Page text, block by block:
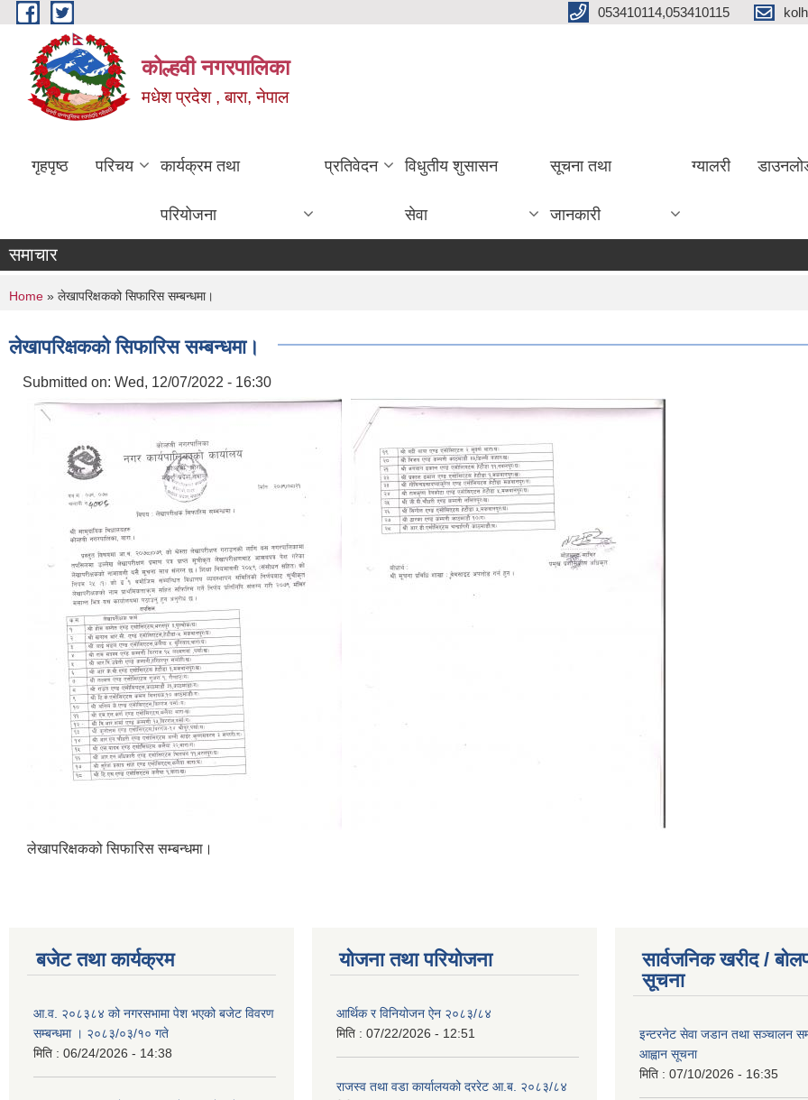
Skip to main content 053410114,053410115
कोल्हवी नगरपालिका
मधेश प्रदेश , बारा, नेपाल
गृहपृष्ठ परिचय कार्यक्रम तथा
परियोजना
प्रतिवेदन विधुतीय शुसासन
सेवा
सूचना तथा
जानकारी
ग्यालरी
समाचार
You are here
Home » लेखापरिक्षकको सिफारिस सम्बन्धमा।
लेखापरिक्षकको सिफारिस सम्बन्धमा।
Submitted on: Wed, 12/07/2022 - 16:30
लेखापरिक्षकको सिफारिस सम्बन्धमा।
बजेट तथा कार्यक्रम
आ.व. २०८३८४ को नगरसभामा पेश भएको बजेट विवरण
सम्बन्धमा । २०८३/०३/१० गते
मिति : 06/24/2026 - 14:38
योजना तथा परियोजना
आर्थिक र विनियोजन ऐन २०८३/८४
मिति : 07/22/2026 - 12:51
राजस्व तथा वडा कार्यालयको दररेट आ.ब. २०८३/८४
सार्वजनिक खरीद /
सूचना
इन्टरनेट सेवा जडान तथा सञ्चालन
आह्वान सूचना
मिति : 07/10/2026 - 16:35